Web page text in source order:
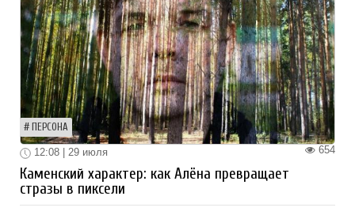
ПЕРСОНА
654
12:08 | 29 июля
Каменский характер: как Алёна превращает
стразы в пиксели